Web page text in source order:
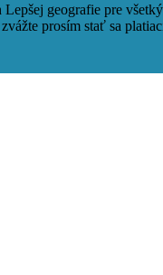
geografie pre
prosím stať sa